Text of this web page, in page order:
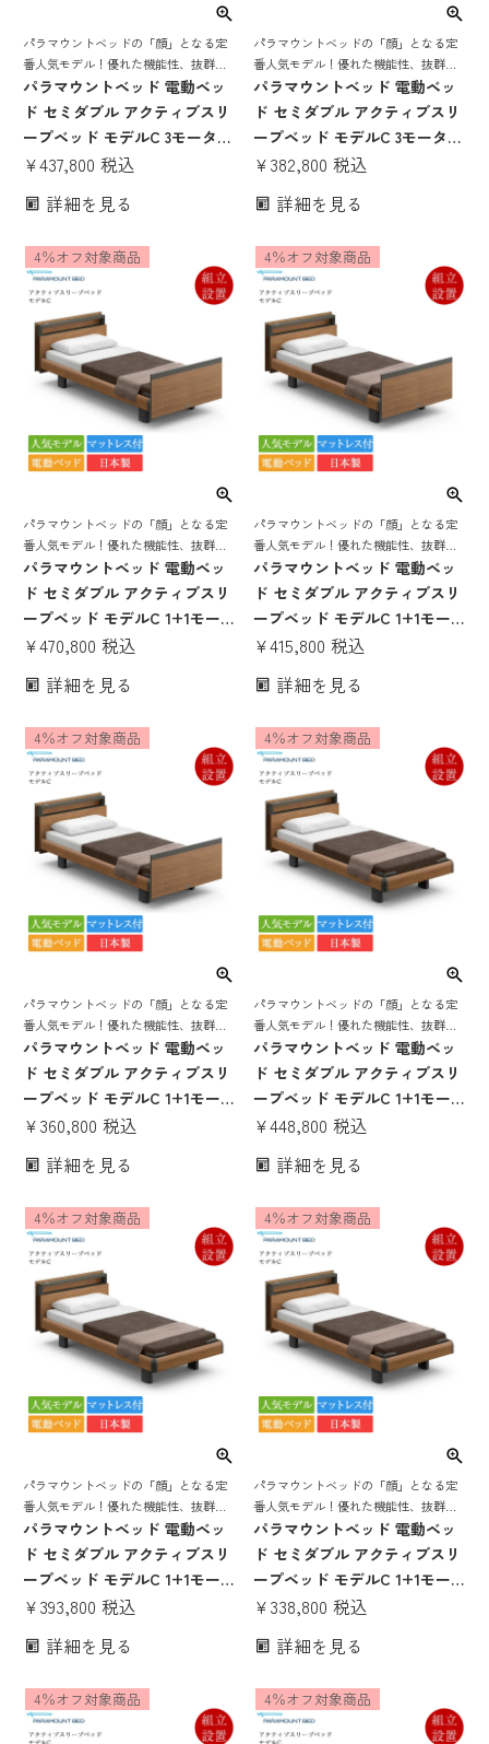
パラマウントベッドの「顔」となる定
番人気モデル！優れた機能性、抜群の
寝心地を誇る 電動リクライニングベッ
ド
パラマウントベッド 電動ベッ
ド セミダブル アクティブスリ
ープベッド モデルC 3モーター
スクエアボード ハリウッドス
アクティブスリープマットレ
Active Sleep Bed マットレス
付き 介護ベッド
¥437,800 税込
詳細を見る
パラマウントベッドの「顔」となる定
番人気モデル！優れた機能性、抜群の
寝心地を誇る 電動リクライニングベッ
ド
パラマウントベッド 電動ベッ
ド セミダブル アクティブスリ
ープベッド モデルC 3モーター
スクエアボード ハリウッドス
アクティブスリープマットレ
Active Sleep Bed マットレス
付き 介護ベッド
¥382,800 税込
詳細を見る
パラマウントベッドの「顔」となる定
番人気モデル！優れた機能性、抜群の
寝心地を誇る 電動リクライニングベッ
ド
パラマウントベッド 電動ベッ
ド セミダブル アクティブスリ
ープベッド モデルC 1+1モー
ター キューブボード ヨーロピ
イッチ アクティブスリープマ
正規品 Active Sleep Bed マッ
トレス付き 介護ベッド
4％オフ対象商品
¥470,800 税込
詳細を見る
パラマウントベッドの「顔」となる定
番人気モデル！優れた機能性、抜群の
寝心地を誇る 電動リクライニングベッ
ド
パラマウントベッド 電動ベッ
ド セミダブル アクティブスリ
ープベッド モデルC 1+1モー
ター キューブボード ヨーロピ
イッチ アクティブスリープマ
正規品 Active Sleep Bed マッ
トレス付き 介護ベッド
4％オフ対象商品
¥415,800 税込
詳細を見る
パラマウントベッドの「顔」となる定
番人気モデル！優れた機能性、抜群の
寝心地を誇る 電動リクライニングベッ
ド
パラマウントベッド 電動ベッ
ド セミダブル アクティブスリ
ープベッド モデルC 1+1モー
ター キューブボード ヨーロピ
イッチ アクティブスリープマ
正規品 Active Sleep Bed マッ
トレス付き 介護ベッド
4％オフ対象商品
¥360,800 税込
詳細を見る
パラマウントベッドの「顔」となる定
番人気モデル！優れた機能性、抜群の
寝心地を誇る 電動リクライニングベッ
ド
パラマウントベッド 電動ベッ
ド セミダブル アクティブスリ
ープベッド モデルC 1+1モー
ター キューブボード ハリウッ
ッチ アクティブスリープマッ
規品 Active Sleep Bed マット
レス付き 介護ベッド
4％オフ対象商品
¥448,800 税込
詳細を見る
パラマウントベッドの「顔」となる定
番人気モデル！優れた機能性、抜群の
寝心地を誇る 電動リクライニングベッ
ド
パラマウントベッド 電動ベッ
ド セミダブル アクティブスリ
ープベッド モデルC 1+1モー
ター キューブボード ハリウッ
ッチ アクティブスリープマッ
規品 Active Sleep Bed マット
レス付き 介護ベッド
4％オフ対象商品
¥393,800 税込
詳細を見る
パラマウントベッドの「顔」となる定
番人気モデル！優れた機能性、抜群の
寝心地を誇る 電動リクライニングベッ
ド
パラマウントベッド 電動ベッ
ド セミダブル アクティブスリ
ープベッド モデルC 1+1モー
ター キューブボード ハリウッ
ッチ アクティブスリープマッ
規品 Active Sleep Bed マット
レス付き 介護ベッド
4％オフ対象商品
¥338,800 税込
詳細を見る
4％オフ対象商品 4％オフ対象商品